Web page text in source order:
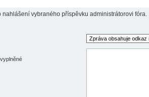
nahlášení vybraného příspěvku administrátorovi